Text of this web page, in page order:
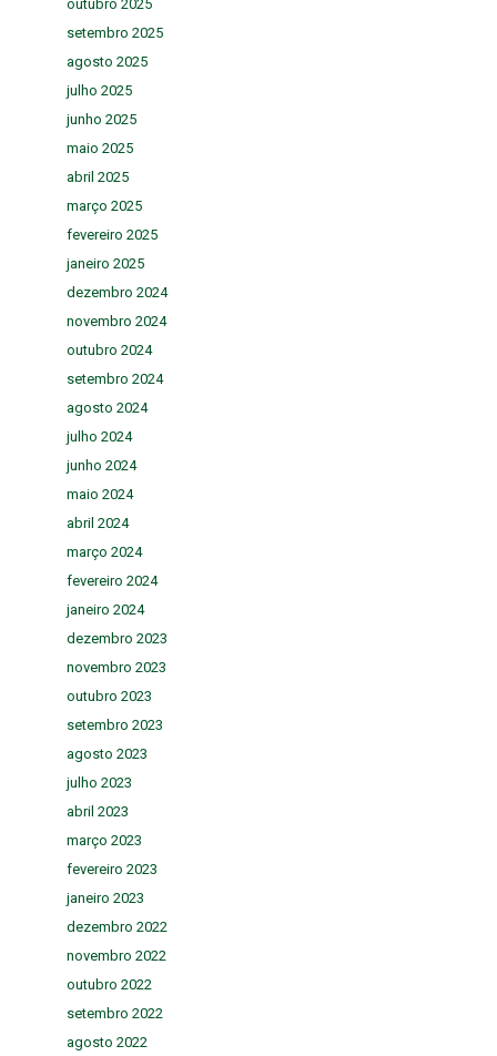
outubro 2025
setembro 2025
agosto 2025
julho 2025
junho 2025
maio 2025
abril 2025
março 2025
fevereiro 2025
janeiro 2025
dezembro 2024
novembro 2024
outubro 2024
setembro 2024
agosto 2024
julho 2024
junho 2024
maio 2024
abril 2024
março 2024
fevereiro 2024
janeiro 2024
dezembro 2023
novembro 2023
outubro 2023
setembro 2023
agosto 2023
julho 2023
abril 2023
março 2023
fevereiro 2023
janeiro 2023
dezembro 2022
novembro 2022
outubro 2022
setembro 2022
agosto 2022